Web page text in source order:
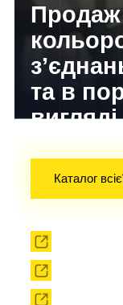
Продаж
та в
вигляді
Каталог